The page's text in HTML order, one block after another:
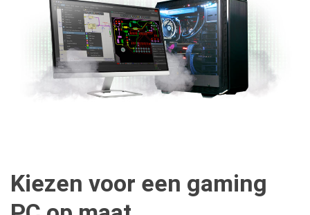
Kiezen voor een gaming